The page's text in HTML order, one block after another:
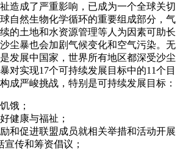
造成了严重影响，已成为一个全球关切
自然生物化学循环的重要组成部分，气
的土地和水资源管理等人为因素可助长
尘暴也会加剧气候变化和空气污染。无
发展中国家，世界所有地区都深受沙尘
对实现17个可持续发展目标中的11个目
成严峻挑战，特别是可持续发展目标：
饿；
健康与福祉；
和促进联盟成员就相关举措和活动开展
宣传和筹资倡议；